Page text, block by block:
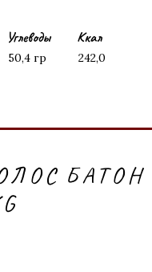
Углеводы Ккал
50,4 гр 242,0